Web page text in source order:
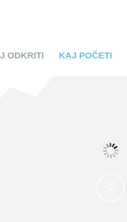
ODKRITI KAJ POČETI